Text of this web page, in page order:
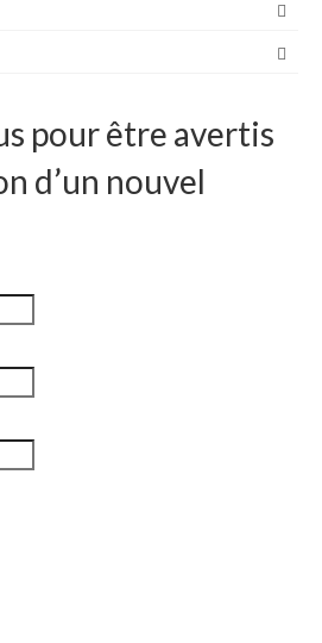
pour être avertis
d’un nouvel